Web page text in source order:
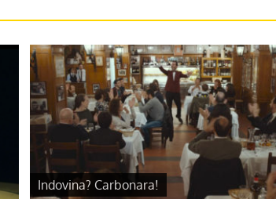
Indovina? Carbonara!